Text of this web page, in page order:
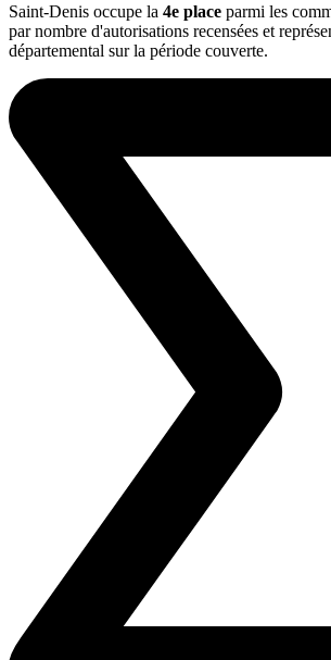
Saint-Denis occupe la 4e place parmi les
par nombre d'autorisations recensées et
départemental sur la période couverte.